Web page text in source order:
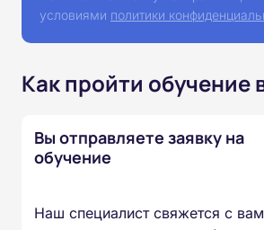
условиями политики
Как пройти обучение
Вы отправляете заявку на
обучение
Наш специалист свяжется с